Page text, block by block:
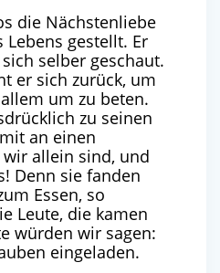
die Nächstenliebe
gestellt. Er
selber geschaut.
er sich zurück, um
um zu beten.
zu seinen
an einen
allein sind, und
Denn sie fanden
Essen, so
Leute, die kamen
würden wir sagen:
eingeladen.